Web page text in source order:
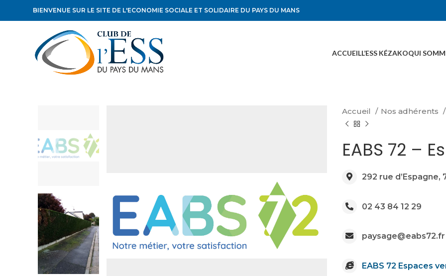
BIENVENUE SUR LE SITE DE L'ECONOMIE SOCIALE ET SOLIDAIRE DU PAYS DU MANS
ACCUEILL’ESS KÉZAKOQUI
Accueil Nos adhérents
EABS 72 –
292 rue d’Espagne,
02 43 84 12 29
paysage@eabs72.fr
EABS 72 Espaces